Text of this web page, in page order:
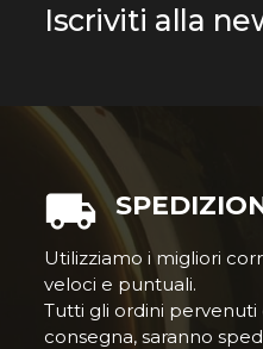
Iscriviti alla
Utilizziamo i migliori
veloci e puntuali.
Tutti gli ordini pervenuti
consegna, saranno